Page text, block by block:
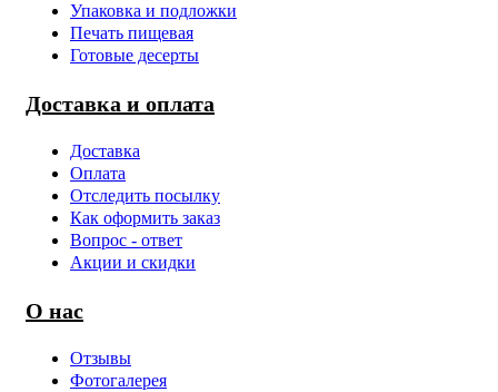
Упаковка и подложки
Печать пищевая
Готовые десерты
Доставка и оплата
Доставка
Оплата
Отследить посылку
Как оформить заказ
Вопрос - ответ
Акции и скидки
О нас
Отзывы
Фотогалерея